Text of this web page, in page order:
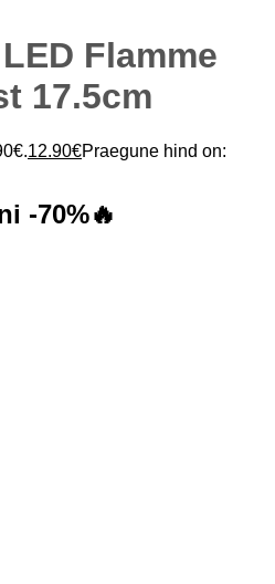
Flamme
17.5cm
12.90€Praegune hind on:
-70%🔥